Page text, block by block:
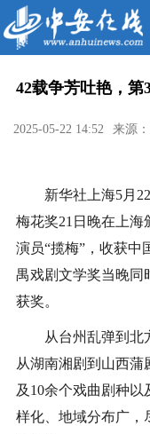
42载争芳吐艳，
2025-05-22 14:52 来源
新华社上海5月22
梅花奖21日晚在上海
演员“揽梅”，收获中
禺戏剧文学奖当晚同
获奖。
从台州乱弹到北方
从湖南湘剧到山西
及10余个戏曲剧种
样化、地域分布广，